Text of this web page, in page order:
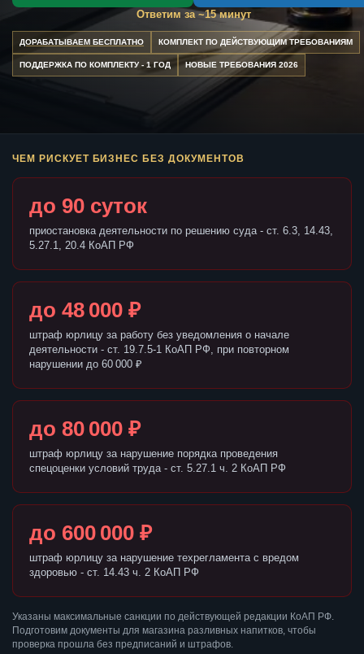
Ответим за ~15 минут
ДОРАБАТЫВАЕМ БЕСПЛАТНО КОМПЛЕКТ ПО ДЕЙСТВУЮЩИМ ТРЕБОВАНИЯМ
ПОДДЕРЖКА ПО КОМПЛЕКТУ - 1 ГОД НОВЫЕ ТРЕБОВАНИЯ 2026
ЧЕМ РИСКУЕТ БИЗНЕС БЕЗ ДОКУМЕНТОВ
до 90 суток
приостановка деятельности по решению суда - ст. 6.3, 14.43,
5.27.1, 20.4 КоАП РФ
до 48 000 ₽
штраф юрлицу за работу без уведомления о начале
деятельности - ст. 19.7.5-1 КоАП РФ, при повторном
нарушении до 60 000 ₽
до 80 000 ₽
штраф юрлицу за нарушение порядка проведения
спецоценки условий труда - ст. 5.27.1 ч. 2 КоАП РФ
до 600 000 ₽
штраф юрлицу за нарушение техрегламента с вредом
здоровью - ст. 14.43 ч. 2 КоАП РФ
Указаны максимальные санкции по действующей редакции КоАП РФ.
Подготовим документы для магазина разливных напитков, чтобы
проверка прошла без предписаний и штрафов.